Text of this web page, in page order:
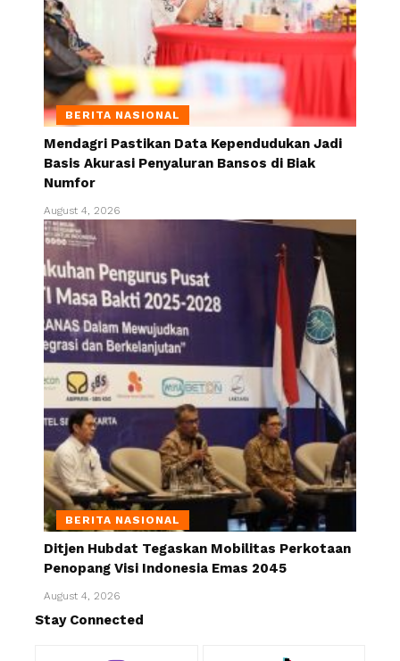
BERITA NASIONAL
Mendagri Pastikan Data Kependudukan Jadi
Basis Akurasi Penyaluran Bansos di Biak
Numfor
August 4, 2026
BERITA NASIONAL
Ditjen Hubdat Tegaskan Mobilitas Perkotaan
Penopang Visi Indonesia Emas 2045
August 4, 2026
Stay Connected